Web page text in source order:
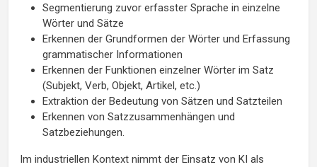
Segmentierung zuvor erfasster Sprache in einzelne
Wörter und Sätze
Erkennen der Grundformen der Wörter und Erfassung
grammatischer Informationen
Erkennen der Funktionen einzelner Wörter im Satz
(Subjekt, Verb, Objekt, Artikel, etc.)
Extraktion der Bedeutung von Sätzen und Satzteilen
Erkennen von Satzzusammenhängen und
Satzbeziehungen.
Im industriellen Kontext nimmt der Einsatz von KI als